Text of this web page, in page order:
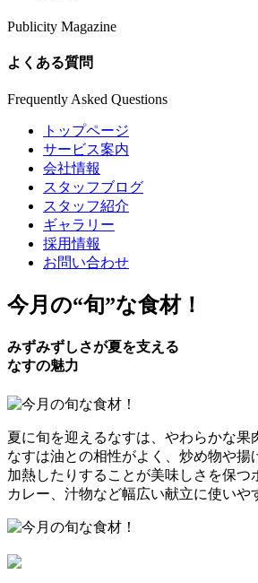
Publicity Magazine
よくある質問
Frequently Asked Questions
トップページ
サービス案内
会社情報
スタッフブログ
スタッフ紹介
ギャラリー
採用情報
お問い合わせ
今月の“旬”な食材！
みずみずしさが夏を支える
なすの魅力
夏に旬を迎えるなすは、やわらかな
なすは油との相性がよく、炒め物や
加熱したりすることが美味しさを保
カレー、汁物など幅広い献立に使い